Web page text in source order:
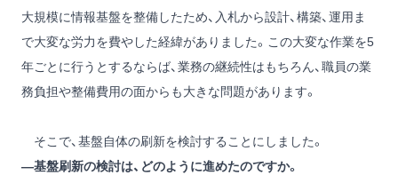
大規模に情報基盤を整備したため、入札から設計、構築、運用ま
で大変な労力を費やした経緯がありました。この大変な作業を5
年ごとに行うとするならば、業務の継続性はもちろん、職員の業
務負担や整備費用の面からも大きな問題があります。
そこで、基盤自体の刷新を検討することにしました。
―基盤刷新の検討は、どのように進めたのですか。